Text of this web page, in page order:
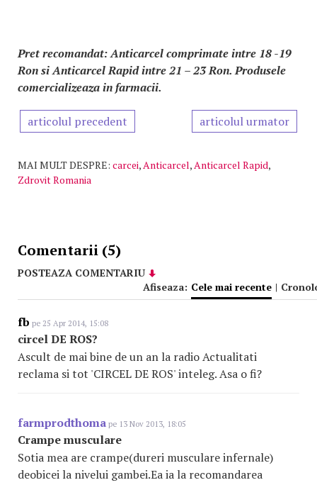
Pret recomandat: Anticarcel comprimate intre 18 -19
Ron si Anticarcel Rapid intre 21 – 23 Ron. Produsele
comercializeaza in farmacii.
articolul precedent articolul urmator
MAI MULT DESPRE: carcei,Anticarcel,Anticarcel Rapid,
Zdrovit Romania
Comentarii (5)
POSTEAZA COMENTARIU
Afiseaza: Cele mai recente |
fb pe 25 Apr 2014, 15:08
circel DE ROS?
Ascult de mai bine de un an la radio Actualitati
reclama si tot 'CIRCEL DE ROS' inteleg. Asa o fi?
farmprodthoma pe 13 Nov 2013, 18:05
Crampe musculare
Sotia mea are crampe(dureri musculare infernale)
deobicei la nivelui gambei.Ea ia la recomandarea